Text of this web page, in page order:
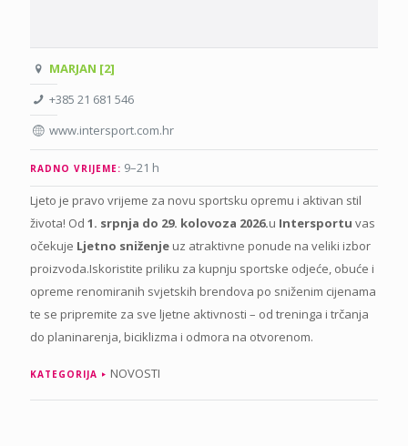
MARJAN [2]
+385 21 681 546
www.intersport.com.hr
RADNO VRIJEME: 9–21 h
Ljeto je pravo vrijeme za novu sportsku opremu i aktivan stil
života! Od 1. srpnja do 29. kolovoza 2026.u Intersportu vas
očekuje Ljetno sniženje uz atraktivne ponude na veliki izbor
proizvoda.Iskoristite priliku za kupnju sportske odjeće, obuće i
opreme renomiranih svjetskih brendova po sniženim cijenama
te se pripremite za sve ljetne aktivnosti – od treninga i trčanja
do planinarenja, biciklizma i odmora na otvorenom.
KATEGORIJA NOVOSTI